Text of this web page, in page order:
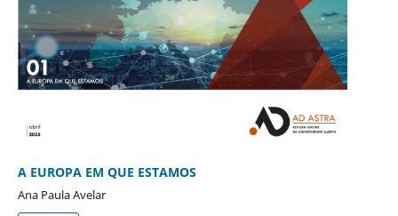
A EUROPA EM QUE ESTAMOS
Ana Paula Avelar